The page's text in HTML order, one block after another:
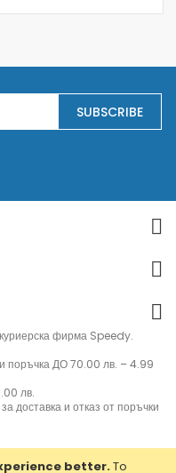
better.To
SUBSCRIBE
фирма Speedy.
поръчка ДО 70.00 лв. – 4.99
лв.
доставка и отказ от поръчки